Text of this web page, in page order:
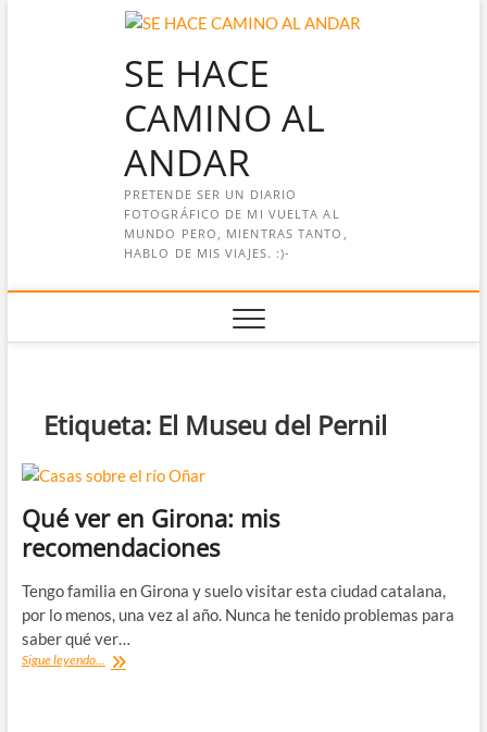
SE HACE
CAMINO AL
ANDAR
PRETENDE SER UN DIARIO
FOTOGRÁFICO DE MI VUELTA AL
MUNDO PERO, MIENTRAS TANTO,
HABLO DE MIS VIAJES. :)-
Etiqueta: El Museu del Pernil
Qué ver en Girona: mis
recomendaciones
Tengo familia en Girona y suelo visitar esta ciudad catalana,
por lo menos, una vez al año. Nunca he tenido problemas para
saber qué ver…
Sigue leyendo... Qué